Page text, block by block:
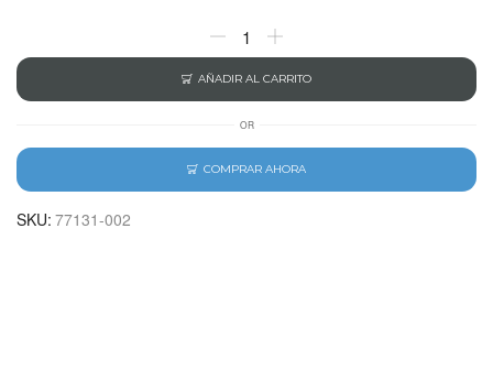
AÑADIR AL CARRITO
OR
COMPRAR AHORA
SKU: 77131-002